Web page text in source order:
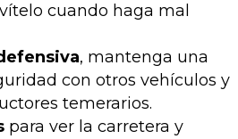
cuando haga mal
, mantenga una
con otros vehículos y
temerarios.
para ver la carretera y